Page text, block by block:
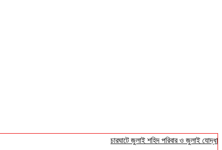
চারঘাটে জুলাই শহিদ পরিবার ও জুলাই যোদ্ধাদের